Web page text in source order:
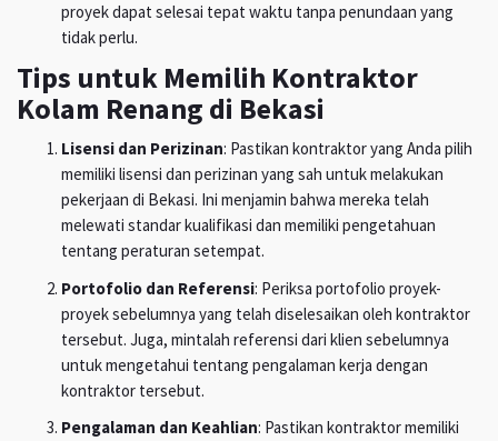
proyek dapat selesai tepat waktu tanpa penundaan yang
tidak perlu.
Tips untuk Memilih Kontraktor
Kolam Renang di Bekasi
Lisensi dan Perizinan: Pastikan kontraktor yang Anda pilih
memiliki lisensi dan perizinan yang sah untuk melakukan
pekerjaan di Bekasi. Ini menjamin bahwa mereka telah
melewati standar kualifikasi dan memiliki pengetahuan
tentang peraturan setempat.
Portofolio dan Referensi: Periksa portofolio proyek-
proyek sebelumnya yang telah diselesaikan oleh kontraktor
tersebut. Juga, mintalah referensi dari klien sebelumnya
untuk mengetahui tentang pengalaman kerja dengan
kontraktor tersebut.
Pengalaman dan Keahlian: Pastikan kontraktor memiliki